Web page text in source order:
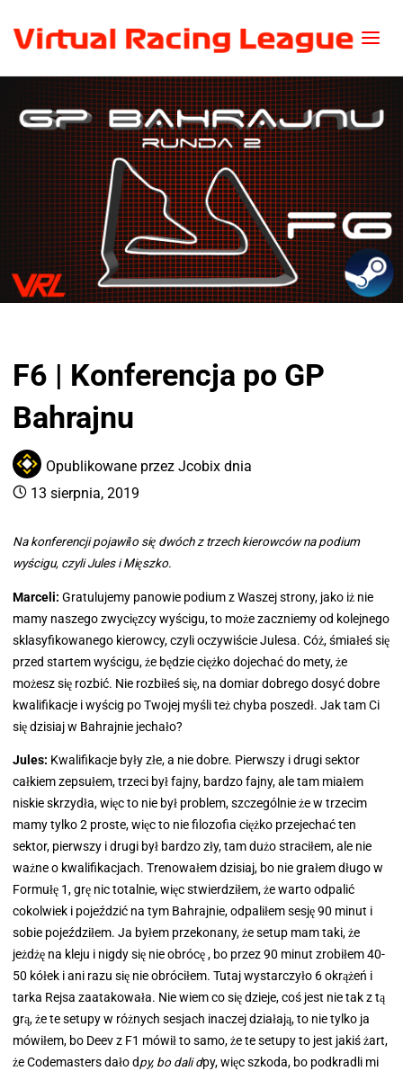
F6 | Konferencja po GP
Bahrajnu
Opublikowane przez Jcobix dnia
13 sierpnia, 2019
Na konferencji pojawiło się dwóch z trzech kierowców na podium
wyścigu, czyli Jules i Mięszko.
Marceli: Gratulujemy panowie podium z Waszej strony, jako iż nie
mamy naszego zwycięzcy wyścigu, to może zaczniemy od kolejnego
sklasyfikowanego kierowcy, czyli oczywiście Julesa. Cóż, śmiałeś się
przed startem wyścigu, że będzie ciężko dojechać do mety, że
możesz się rozbić. Nie rozbiłeś się, na domiar dobrego dosyć dobre
kwalifikacje i wyścig po Twojej myśli też chyba poszedł. Jak tam Ci
się dzisiaj w Bahrajnie jechało?
Jules: Kwalifikacje były złe, a nie dobre. Pierwszy i drugi sektor
całkiem zepsułem, trzeci był fajny, bardzo fajny, ale tam miałem
niskie skrzydła, więc to nie był problem, szczególnie że w trzecim
mamy tylko 2 proste, więc to nie filozofia ciężko przejechać ten
sektor, pierwszy i drugi był bardzo zły, tam dużo straciłem, ale nie
ważne o kwalifikacjach. Trenowałem dzisiaj, bo nie grałem długo w
Formułę 1, grę nic totalnie, więc stwierdziłem, że warto odpalić
cokolwiek i pojeździć na tym Bahrajnie, odpaliłem sesję 90 minut i
sobie pojeździłem. Ja byłem przekonany, że setup mam taki, że
jeżdżę na kleju i nigdy się nie obrócę , bo przez 90 minut zrobiłem 40-
50 kółek i ani razu się nie obróciłem. Tutaj wystarczyło 6 okrążeń i
tarka Rejsa zaatakowała. Nie wiem co się dzieje, coś jest nie tak z tą
grą, że te setupy w różnych sesjach inaczej działają, to nie tylko ja
mówiłem, bo Deev z F1 mówił to samo, że te setupy to jest jakiś żart,
że Codemasters dało dpy, bo dali dpy, więc szkoda, bo podkradli mi